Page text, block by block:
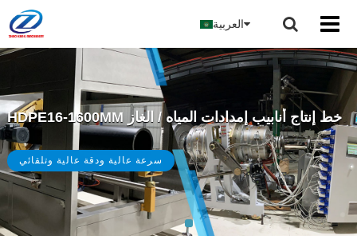
العربية
HDPE16-1600MM خط إنتاج أنابيب إمدادات المياه / الغاز
سرعة عالية ودقة عالية وتلقائي